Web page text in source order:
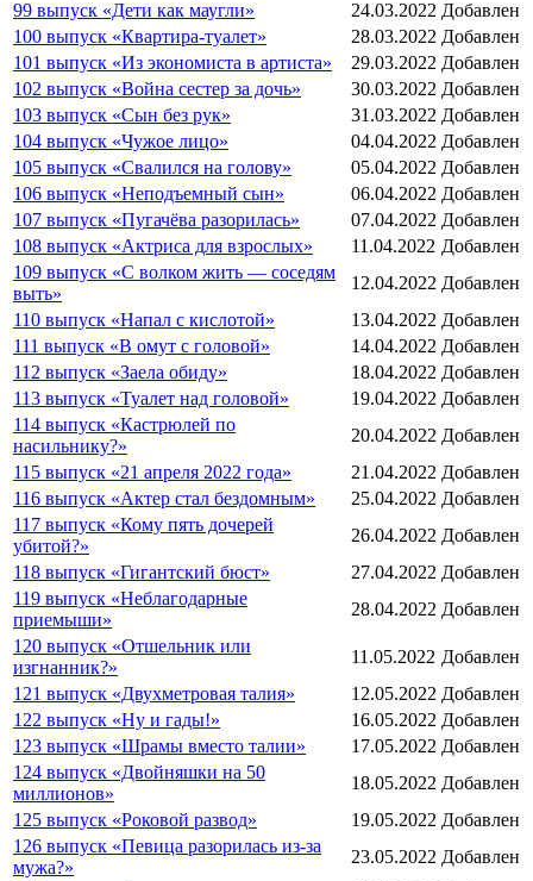
99 выпуск «Дети как маугли»
24.03.2022 Добавлен
100 выпуск «Квартира-туалет»
28.03.2022 Добавлен
101 выпуск «Из экономиста в артиста»
29.03.2022 Добавлен
102 выпуск «Война сестер за дочь»
30.03.2022 Добавлен
103 выпуск «Сын без рук»
31.03.2022 Добавлен
104 выпуск «Чужое лицо»
04.04.2022 Добавлен
105 выпуск «Свалился на голову»
05.04.2022 Добавлен
106 выпуск «Неподъемный сын»
06.04.2022 Добавлен
107 выпуск «Пугачёва разорилась»
07.04.2022 Добавлен
108 выпуск «Актриса для взрослых»
11.04.2022 Добавлен
109 выпуск «С волком жить — соседям
выть»
12.04.2022 Добавлен
110 выпуск «Напал с кислотой»
13.04.2022 Добавлен
111 выпуск «В омут с головой»
14.04.2022 Добавлен
112 выпуск «Заела обиду»
18.04.2022 Добавлен
113 выпуск «Туалет над головой»
19.04.2022 Добавлен
114 выпуск «Кастрюлей по
насильнику?»
20.04.2022 Добавлен
115 выпуск «21 апреля 2022 года»
21.04.2022 Добавлен
116 выпуск «Актер стал бездомным»
25.04.2022 Добавлен
117 выпуск «Кому пять дочерей
убитой?»
26.04.2022 Добавлен
118 выпуск «Гигантский бюст»
27.04.2022 Добавлен
119 выпуск «Неблагодарные
приемыши»
28.04.2022 Добавлен
120 выпуск «Отшельник или
изгнанник?»
11.05.2022 Добавлен
121 выпуск «Двухметровая талия»
12.05.2022 Добавлен
122 выпуск «Ну и гады!»
16.05.2022 Добавлен
123 выпуск «Шрамы вместо талии»
17.05.2022 Добавлен
124 выпуск «Двойняшки на 50
миллионов»
18.05.2022 Добавлен
125 выпуск «Роковой развод»
19.05.2022 Добавлен
126 выпуск «Певица разорилась из-за
мужа?»
23.05.2022 Добавлен